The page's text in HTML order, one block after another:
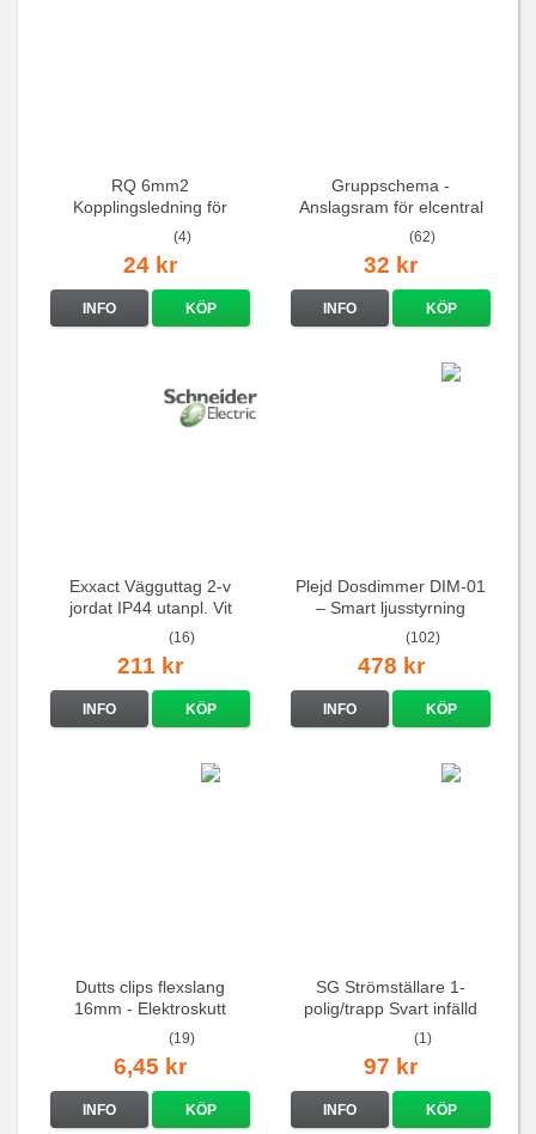
RQ 6mm2
Kopplingsledning för
elcentraler mm
(4)
24 kr
INFO KÖP
Gruppschema -
Anslagsram för elcentral
(62)
32 kr
INFO KÖP
Exxact Vägguttag 2-v
jordat IP44 utanpl. Vit
(16)
211 kr
INFO KÖP
Plejd Dosdimmer DIM-01
– Smart ljusstyrning
(102)
478 kr
INFO KÖP
Dutts clips flexslang
16mm - Elektroskutt
(19)
6,45 kr
INFO KÖP
SG Strömställare 1-
polig/trapp Svart infälld
(1)
97 kr
INFO KÖP